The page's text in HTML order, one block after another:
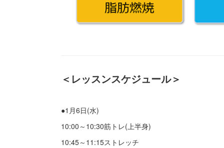
＜レッスンスケジュール＞
●1月6日(水)
10:00～10:30筋トレ(上半身)
10:45～11:15ストレッチ